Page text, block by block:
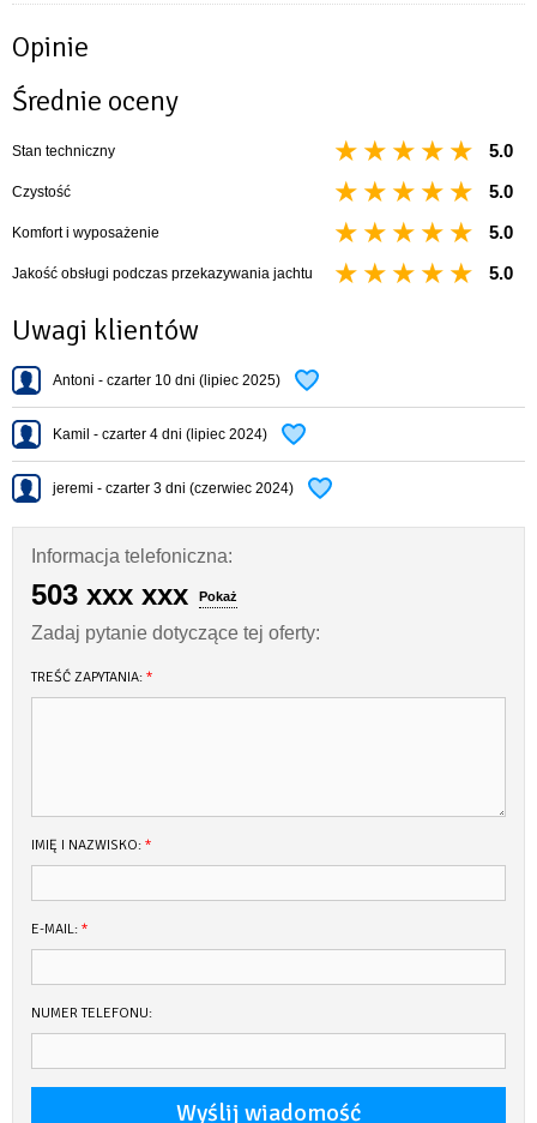
Prostota konstrukcji jachtu, brak zbędnych dodatków czy usprawnień
jachtów „jak dawniej”, lecz tym razem w nowoczesnej, komfortowej odsłonie.
Opinie
Średnie oceny
Stan techniczny 5.0
Czystość 5.0
Komfort i wyposażenie 5.0
Jakość obsługi podczas przekazywania jachtu 5.0
Uwagi klientów
Antoni - czarter 10 dni (lipiec 2025)
Kamil - czarter 4 dni (lipiec 2024)
jeremi - czarter 3 dni (czerwiec 2024)
Informacja telefoniczna:
503 xxx xxx Pokaż
Zadaj pytanie dotyczące tej oferty:
TREŚĆ ZAPYTANIA: *
IMIĘ I NAZWISKO: *
E-MAIL: *
NUMER TELEFONU: